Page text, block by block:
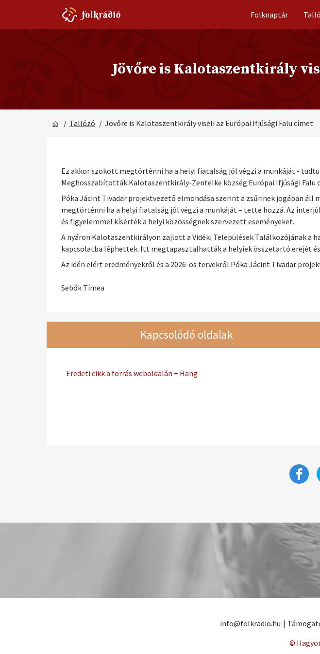
Folknaptár
Jövőre is Kalotaszentkirály
/ Tallózó / Jövőre is Kalotaszentkirály viseli az Európai Ifjúsági Falu címet
Ez akkor szokott megtörténni ha a helyi fiatalság jól végzi a munkáját -
Meghosszabították Kalotaszentkirály-Zentelke község Európai Ifjúsági Falu
Póka Jácint Tivadar projektvezető elmondása szerint a zsűrinek jogában
megtörténni ha a helyi fiatalság jól végzi a munkáját – tette hozzá. Az
és figyelemmel kísérték a helyi közösségnek szervezett eseményeket.
A nyáron Kalotaszentkirályon zajlott a Vidéki Települések Találkozójának a
kapcsolatba léphettek. Itt megtapasztalhatták a helyiek összetartó erejét
Az idén elért eredményekről és a 2026-os tervekről Póka Jácint Tivadar
Sebők Tímea
Kapcsolódó oldalak
Eredeti cikk a forrás weboldalán + Hang
info@folkradio.hu |
©